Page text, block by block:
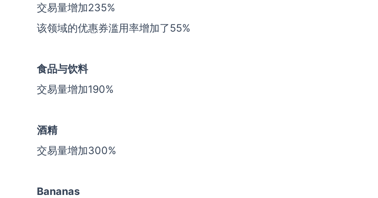
交易量增加235%
该领域的优惠券滥用率增加了55%
食品与饮料
交易量增加190%
酒精
交易量增加300%
Bananas